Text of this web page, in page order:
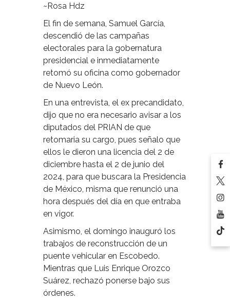
~Rosa Hdz
El fin de semana, Samuel García,
descendió de las campañas
electorales para la gobernatura
presidencial e inmediatamente
retomó su oficina como gobernador
de Nuevo León.
En una entrevista, el ex precandidato,
dijo que no era necesario avisar a los
diputados del PRIAN de que
retomaria su cargo, pues señalo que
ellos le dieron una licencia del 2 de
diciembre hasta el 2 de junio del
2024, para que buscara la Presidencia
de México, misma que renunció una
hora después del día en que entraba
en vigor.
Asimismo, el domingo inauguró los
trabajos de reconstrucción de un
puente vehicular en Escobedo.
Mientras que Luis Enrique Orozco
Suárez, rechazó ponerse bajo sus
órdenes.